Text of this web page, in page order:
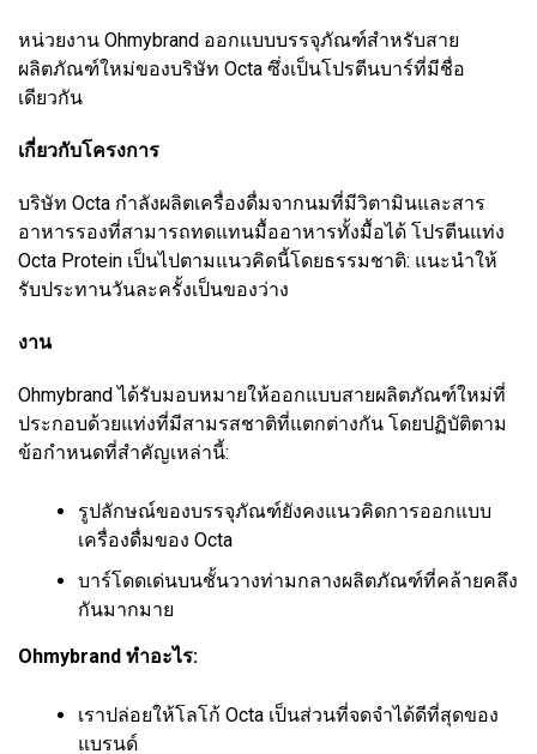
หน่วยงาน Ohmybrand ออกแบบบรรจุภัณฑ์สำหรับสาย
ผลิตภัณฑ์ใหม่ของบริษัท Octa ซึ่งเป็นโปรตีนบาร์ที่มีชื่อ
เดียวกัน
เกี่ยวกับโครงการ
บริษัท Octa กำลังผลิตเครื่องดื่มจากนมที่มีวิตามินและสาร
อาหารรองที่สามารถทดแทนมื้ออาหารทั้งมื้อได้ โปรตีนแท่ง
Octa Protein เป็นไปตามแนวคิดนี้โดยธรรมชาติ: แนะนำให้
รับประทานวันละครั้งเป็นของว่าง
งาน
Ohmybrand ได้รับมอบหมายให้ออกแบบสายผลิตภัณฑ์ใหม่ที่
ประกอบด้วยแท่งที่มีสามรสชาติที่แตกต่างกัน โดยปฏิบัติตาม
ข้อกำหนดที่สำคัญเหล่านี้:
รูปลักษณ์ของบรรจุภัณฑ์ยังคงแนวคิดการออกแบบ
เครื่องดื่มของ Octa
บาร์โดดเด่นบนชั้นวางท่ามกลางผลิตภัณฑ์ที่คล้ายคลึง
กันมากมาย
Ohmybrand ทำอะไร:
เราปล่อยให้โลโก้ Octa เป็นส่วนที่จดจำได้ดีที่สุดของ
แบรนด์